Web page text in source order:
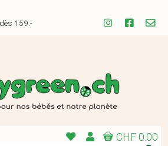
159.-
CHF 0.00